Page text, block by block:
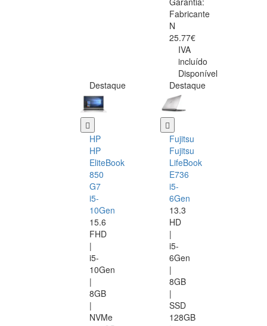
Fabricante
N
25.77€
IVA
incluído
Disponível
Destaque
HP
HP
EliteBook
850
G7
i5-
10Gen
15.6
FHD
|
i5-
10Gen
|
8GB
|
NVMe
Destaque
Fujitsu
Fujitsu
LifeBook
E736
i5-
6Gen
13.3
HD
|
i5-
6Gen
|
8GB
|
SSD
128GB